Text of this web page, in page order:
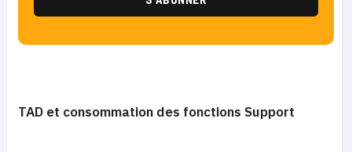
TAD et consommation des fonctions Support